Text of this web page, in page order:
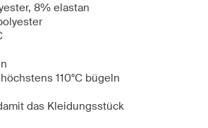
8% elastan
110°C bügeln
das Kleidungsstück